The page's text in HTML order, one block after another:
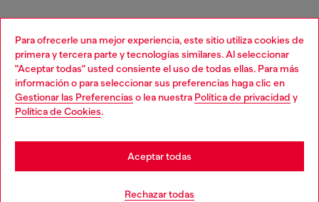
Para ofrecerle una mejor experiencia, este sitio utiliza cookies de
primera y tercera parte y tecnologías similares. Al seleccionar
"Aceptar todas" usted consiente el uso de todas ellas. Para más
información o para seleccionar sus preferencias haga clic en
Gestionar las Preferencias o lea nuestra Política de privacidad y
Política de Cookies.
Rechazar todas
Aceptar todas
VAT 00642650246 -v10.9.10
Country: MX Language: ES
Choose your location
You are currently browsing México website, but it seems you
may be based in United States